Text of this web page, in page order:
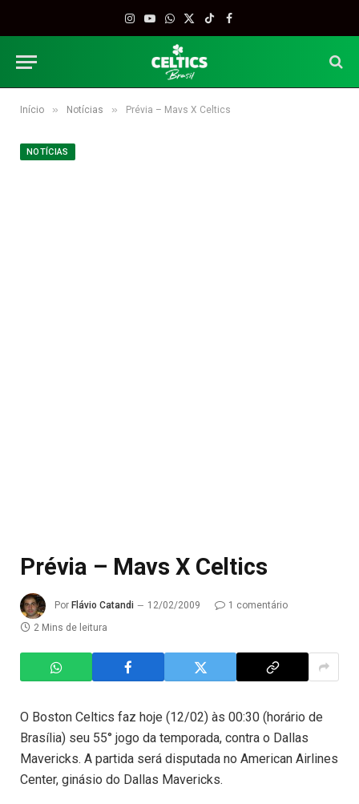
Instagram
YouTube
WhatsApp
X
TikTokFacebook
Início » Notícias » Prévia – Mavs X Celtics
NOTÍCIAS
Prévia – Mavs X Celtics
Por Flávio Catandi 12/02/2009
1 comentário
2 Mins de leitura
O Boston Celtics faz hoje (12/02) às 00:30 (horário de
Brasília) seu 55° jogo da temporada, contra o Dallas
Mavericks. A partida será disputada no American Airlines
Center, ginásio do Dallas Mavericks.